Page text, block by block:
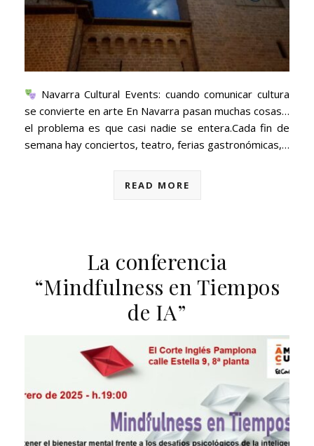
Navarra Cultural Events: cuando comunicar cultura
se convierte en arte En Navarra pasan muchas cosas…
el problema es que casi nadie se entera.Cada fin de
semana hay conciertos, teatro, ferias gastronómicas,…
READ MORE
La conferencia
“Mindfulness en Tiempos
de IA”